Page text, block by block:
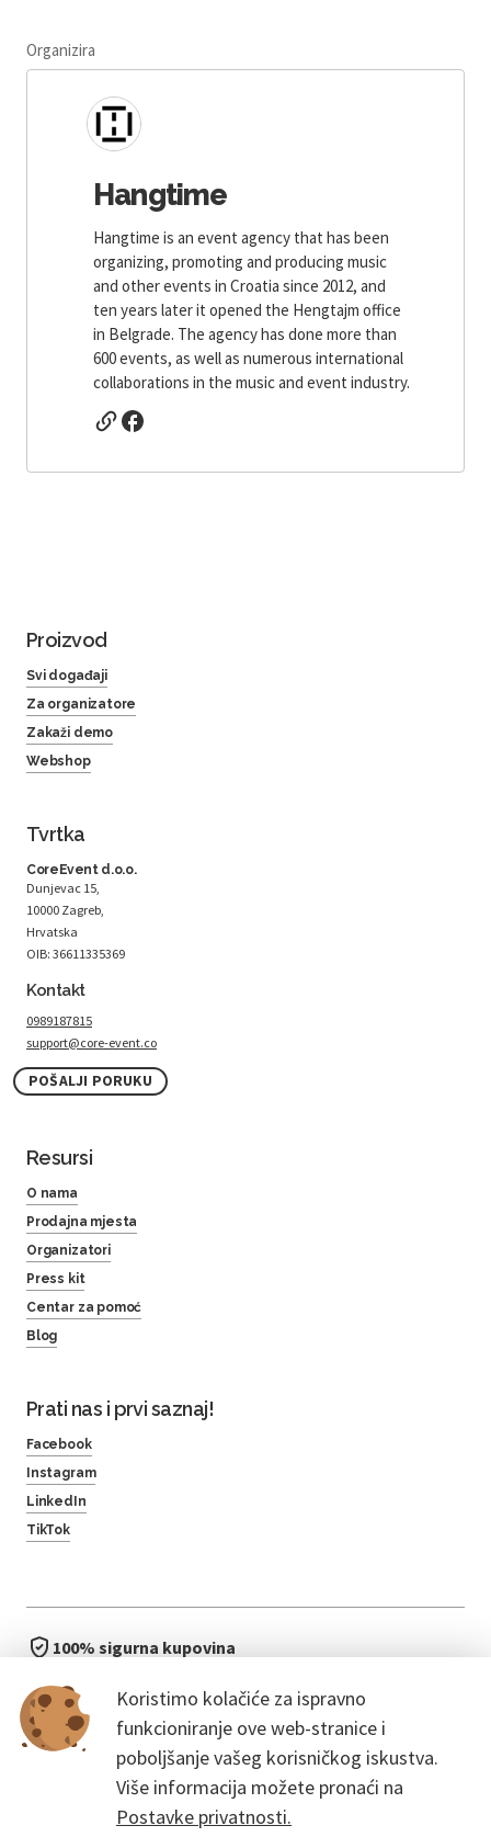
Organizira
Hangtime
Hangtime is an event agency that has been
organizing, promoting and producing music
and other events in Croatia since 2012, and
ten years later it opened the Hengtajm office
in Belgrade. The agency has done more than
600 events, as well as numerous international
collaborations in the music and event industry.
Koristimo kolačiće za ispravno
funkcioniranje ove web-stranice i
poboljšanje vašeg korisničkog iskustva.
Više informacija možete pronaći na
Postavke privatnosti.
Proizvod
Svi događaji
Za organizatore
Zakaži demo
Webshop
Tvrtka
CoreEvent d.o.o.
Dunjevac 15,
10000 Zagreb,
Hrvatska
OIB: 36611335369
Kontakt
0989187815
support@core-event.co
POŠALJI PORUKU
Resursi
O nama
Prodajna mjesta
Organizatori
Press kit
Centar za pomoć
Blog
Prati nas i prvi saznaj!
Facebook
Instagram
LinkedIn
TikTok
100% sigurna kupovina
bez čekanja u redu